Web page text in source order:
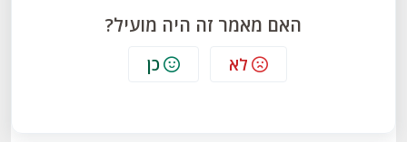
האם מאמר זה היה מועיל?
לא כן